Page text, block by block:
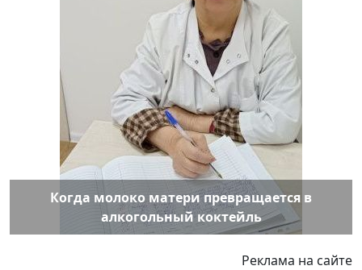
Когда молоко матери превращается в
алкогольный коктейль
Реклама на сайте